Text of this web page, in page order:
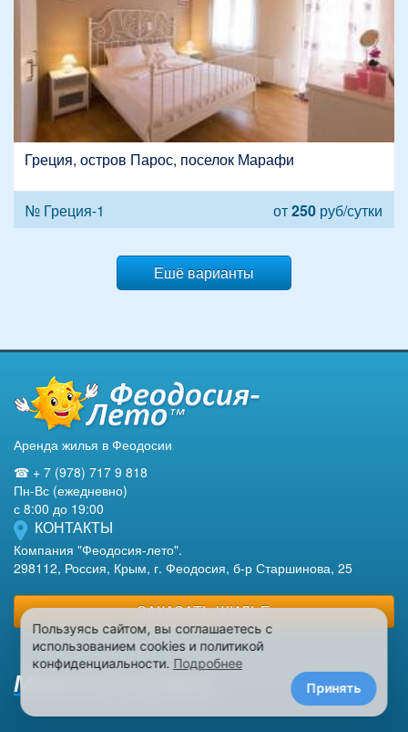
Греция, остров Парос, поселок Марафи
№ Греция-1 от250 руб/сутки
Ешё варианты
Аренда жилья в Феодосии
☎ + 7 (978) 717 9 818
Пн-Вс (ежедневно)
с 8:00 до 19:00
КОНТАКТЫ
Компания "Феодосия-лето".
298112, Россия, Крым, г. Феодосия, б-р Старшинова, 25
ЗАКАЗАТЬ ЖИЛЬЕ
Макеты на заказ
Пользуясь сайтом, вы соглашаетесь с
использованием cookies и политикой
конфиденциальности. Подробнее
Принять